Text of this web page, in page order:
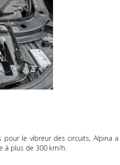
le vibreur des circuits, Alpina
à plus de 300 km/h.